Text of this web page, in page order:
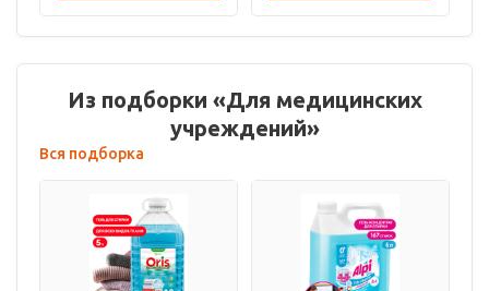
Из подборки «Для медицинских
учреждений»
Вся подборка